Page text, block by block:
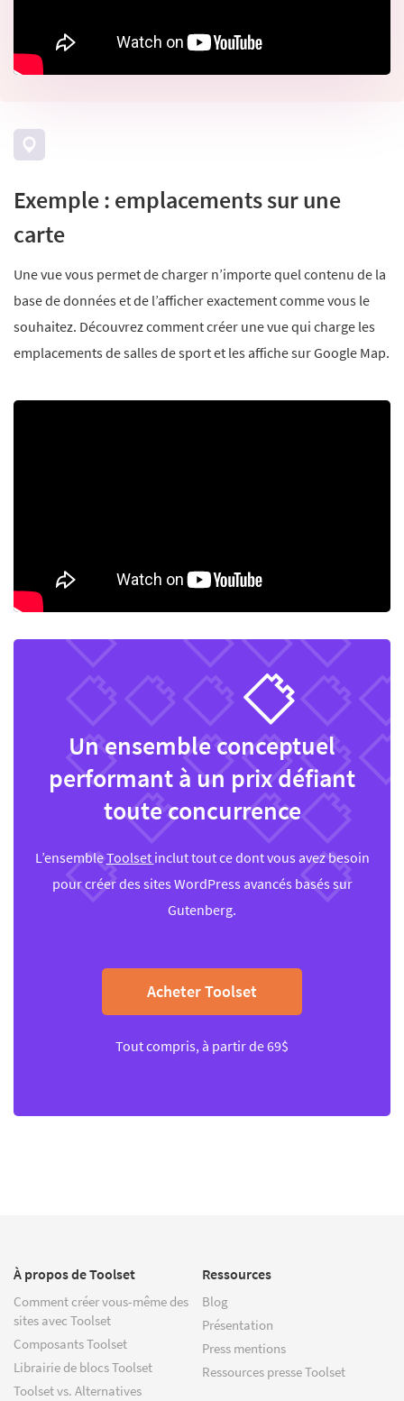
Exemple : emplacements sur une
carte
Une vue vous permet de charger n’importe quel contenu de la
base de données et de l’afficher exactement comme vous le
souhaitez. Découvrez comment créer une vue qui charge les
emplacements de salles de sport et les affiche sur Google Map.
Un ensemble conceptuel
performant à un prix défiant
toute concurrence
L’ensembleToolset inclut tout ce dont vous avez besoin
pour créer des sites WordPress avancés basés sur
Gutenberg.
Acheter Toolset
Tout compris, à partir de 69$
À propos de Toolset
Comment créer vous-même des
sites avec Toolset
Composants Toolset
Librairie de blocs Toolset
Toolset vs. Alternatives
Ressources
Blog
Présentation
Press mentions
Ressources presse Toolset